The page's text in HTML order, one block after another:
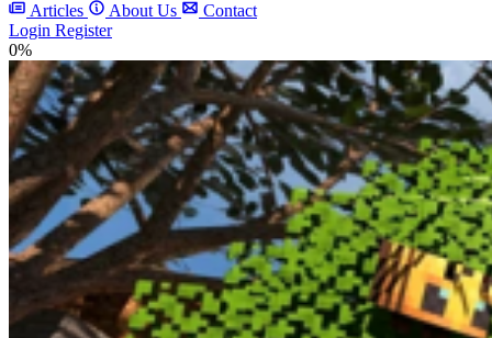
Articles
About Us
Contact
Login Register
0%